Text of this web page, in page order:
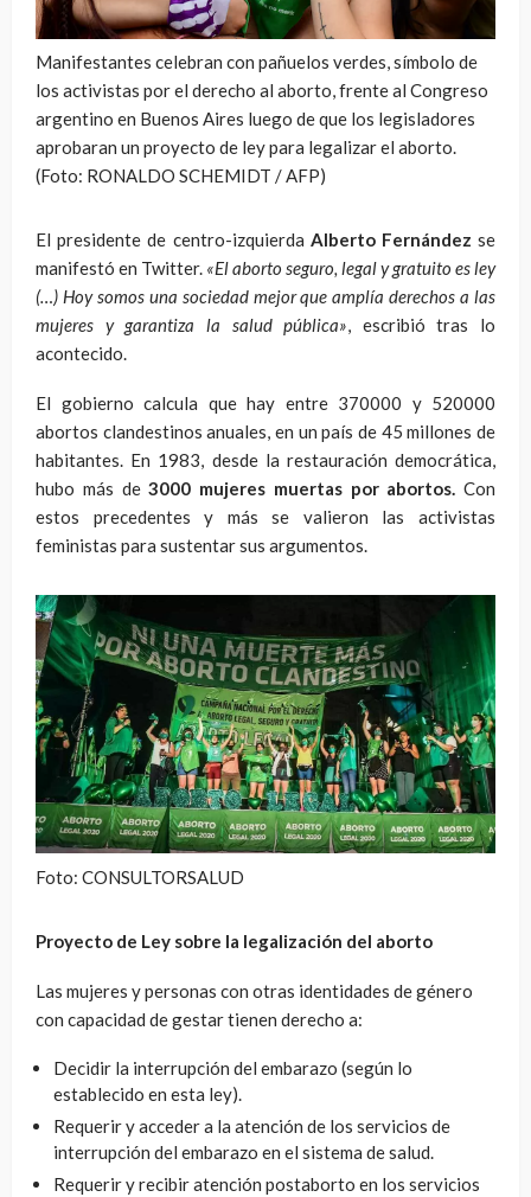
Manifestantes celebran con pañuelos verdes, símbolo de
los activistas por el derecho al aborto, frente al Congreso
argentino en Buenos Aires luego de que los legisladores
aprobaran un proyecto de ley para legalizar el aborto.
(Foto: RONALDO SCHEMIDT / AFP)
El presidente de centro-izquierda Alberto Fernández se
manifestó en Twitter. «El aborto seguro, legal y gratuito es ley
(…) Hoy somos una sociedad mejor que amplía derechos a las
mujeres y garantiza la salud pública», escribió tras lo
acontecido.
El gobierno calcula que hay entre 370000 y 520000
abortos clandestinos anuales, en un país de 45 millones de
habitantes. En 1983, desde la restauración democrática,
hubo más de3000 mujeres muertas por abortos. Con
estos precedentes y más se valieron las activistas
feministas para sustentar sus argumentos.
Foto: CONSULTORSALUD
Proyecto de Ley sobre la legalización del aborto
Las mujeres y personas con otras identidades de género
con capacidad de gestar tienen derecho a:
Decidir la interrupción del embarazo (según lo
establecido en esta ley).
Requerir y acceder a la atención de los servicios de
interrupción del embarazo en el sistema de salud.
Requerir y recibir atención postaborto en los servicios